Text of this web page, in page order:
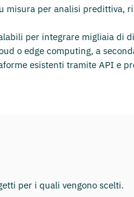
misura per analisi predittiva,
per integrare migliaia di
o edge computing, a
esistenti tramite API e
per i quali vengono scelti.